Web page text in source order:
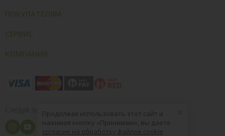
Следуй за нами ×
Продолжая использовать этот сайт и
нажимая кнопку «Принимаю», вы даете
согласие на обработку файлов cookie